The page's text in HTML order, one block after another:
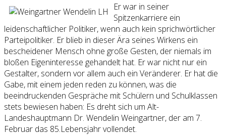
Er war in seiner
Spitzenkarriere ein
leidenschaftlicher Politiker, wenn auch kein sprichwörtlicher
Parteipolitiker. Er blieb in dieser Ära seines Wirkens ein
bescheidener Mensch ohne große Gesten, der niemals im
bloßen Eigeninteresse gehandelt hat. Er war nicht nur ein
Gestalter, sondern vor allem auch ein Veränderer. Er hat die
Gabe, mit einem jeden reden zu können, was die
beeindruckenden Gespräche mit Schülern und Schulklassen
stets bewiesen haben: Es dreht sich um Alt-
Landeshauptmann Dr. Wendelin Weingartner, der am 7.
Februar das 85.Lebensjahr vollendet.